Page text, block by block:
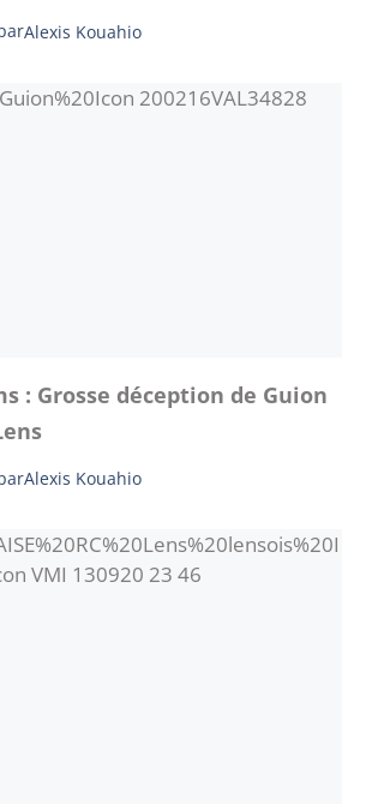
Alexis Kouahio
: Grosse déception de Guion
Alexis Kouahio